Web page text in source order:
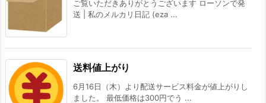
ご覧いただきありがとうございます ローソンで発
送 | 私のメルカリ日記 (eza ...
送料値上がり
6月16日（木）より配送サービス料金が値上がりし
ました。 最低価格は300円でう ...